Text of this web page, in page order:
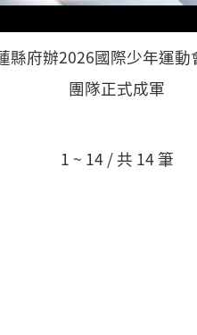
縣府辦2026國際少年運動
團隊正式成軍
1 ~ 14 / 共 14 筆